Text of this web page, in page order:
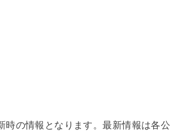
時の情報となります。最新情報は各公